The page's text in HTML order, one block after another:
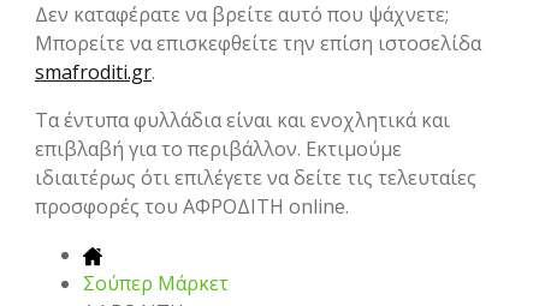
Δεν καταφέρατε να βρείτε αυτό που ψάχνετε;
Μπορείτε να επισκεφθείτε την επίση ιστοσελίδα
smafroditi.gr.
Τα έντυπα φυλλάδια είναι και ενοχλητικά και
επιβλαβή για το περιβάλλον. Εκτιμούμε
ιδιαιτέρως ότι επιλέγετε να δείτε τις τελευταίες
προσφορές του ΑΦΡΟΔΙΤΗ online.
Σούπερ Μάρκετ